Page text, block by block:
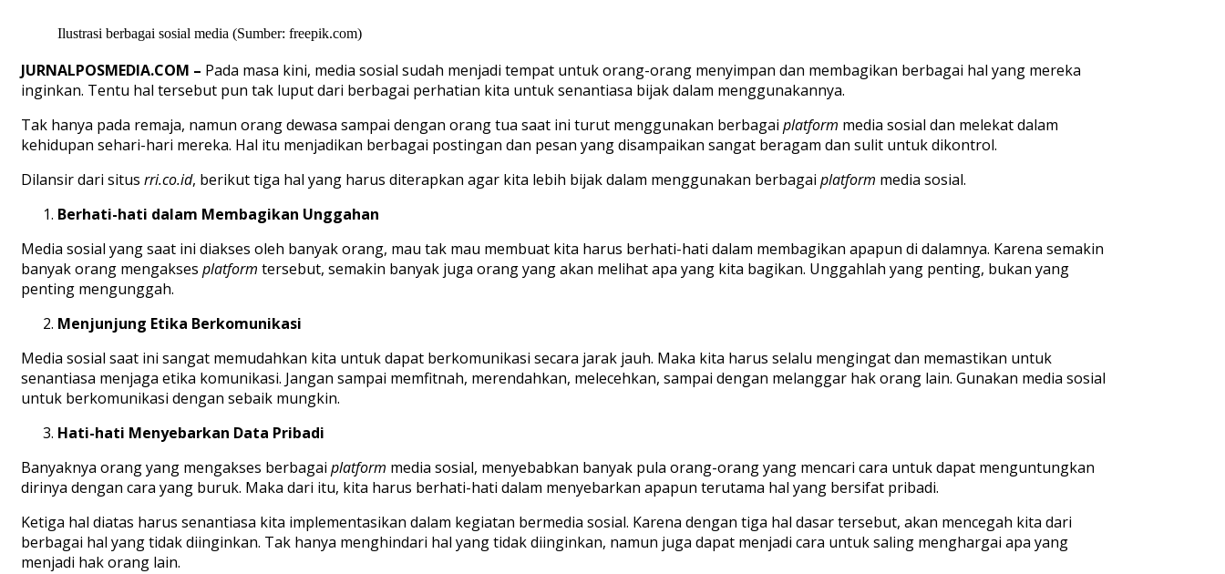
Ilustrasi berbagai sosial media (Sumber: freepik.com)
JURNALPOSMEDIA.COM – Pada masa kini, media sosial sudah menjadi tempat untuk orang-orang menyimpan dan membagikan berbagai hal yang mereka
inginkan. Tentu hal tersebut pun tak luput dari berbagai perhatian kita untuk senantiasa bijak dalam menggunakannya.
Tak hanya pada remaja, namun orang dewasa sampai dengan orang tua saat ini turut menggunakan berbagai platform media sosial dan melekat dalam
kehidupan sehari-hari mereka. Hal itu menjadikan berbagai postingan dan pesan yang disampaikan sangat beragam dan sulit untuk dikontrol.
Dilansir dari situs rri.co.id, berikut tiga hal yang harus diterapkan agar kita lebih bijak dalam menggunakan berbagai platform media sosial.
Berhati-hati dalam Membagikan Unggahan
Media sosial yang saat ini diakses oleh banyak orang, mau tak mau membuat kita harus berhati-hati dalam membagikan apapun di dalamnya. Karena semakin
banyak orang mengakses platform tersebut, semakin banyak juga orang yang akan melihat apa yang kita bagikan. Unggahlah yang penting, bukan yang
penting mengunggah.
Menjunjung Etika Berkomunikasi
Media sosial saat ini sangat memudahkan kita untuk dapat berkomunikasi secara jarak jauh. Maka kita harus selalu mengingat dan memastikan untuk
senantiasa menjaga etika komunikasi. Jangan sampai memfitnah, merendahkan, melecehkan, sampai dengan melanggar hak orang lain. Gunakan media sosial
untuk berkomunikasi dengan sebaik mungkin.
Hati-hati Menyebarkan Data Pribadi
Banyaknya orang yang mengakses berbagai platform media sosial, menyebabkan banyak pula orang-orang yang mencari cara untuk dapat menguntungkan
dirinya dengan cara yang buruk. Maka dari itu, kita harus berhati-hati dalam menyebarkan apapun terutama hal yang bersifat pribadi.
Ketiga hal diatas harus senantiasa kita implementasikan dalam kegiatan bermedia sosial. Karena dengan tiga hal dasar tersebut, akan mencegah kita dari
berbagai hal yang tidak diinginkan. Tak hanya menghindari hal yang tidak diinginkan, namun juga dapat menjadi cara untuk saling menghargai apa yang
menjadi hak orang lain.